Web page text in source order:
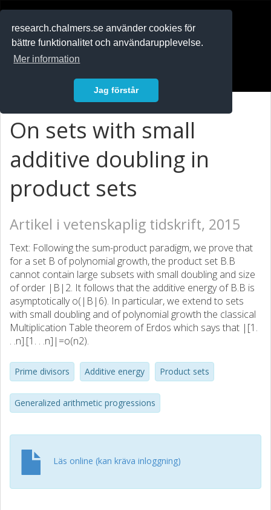
research.chalmers.se använder cookies för
bättre funktionalitet och användarupplevelse.
Mer information
Jag förstår
On sets with small
additive doubling in
product sets
Artikel i vetenskaplig tidskrift, 2015
Text: Following the sum-product paradigm, we prove that
for a set B of polynomial growth, the product set B.B
cannot contain large subsets with small doubling and size
of order |B|2. It follows that the additive energy of B.B is
asymptotically o(|B|6). In particular, we extend to sets
with small doubling and of polynomial growth the classical
Multiplication Table theorem of Erdos which says that |[1.
. .n].[1. . .n]|=o(n2).
Prime divisors Additive energy Product sets
Generalized arithmetic progressions
Läs online (kan kräva inloggning)